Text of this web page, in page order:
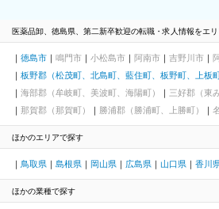
医薬品卸、徳島県、第二新卒歓迎の転職・求人情報をエ
徳島市 鳴門市 小松島市 阿南市 吉野川市
板野郡（松茂町、北島町、藍住町、板野町、上板町
海部郡（牟岐町、美波町、海陽町）
三好郡（東
那賀郡（那賀町）
勝浦郡（勝浦町、上勝町）
ほかのエリアで探す
鳥取県 島根県 岡山県 広島県 山口県 香川
ほかの業種で探す